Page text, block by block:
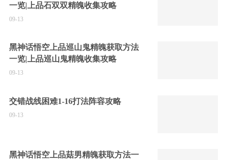
一览|上品石双双精魄收集攻略
09-13
黑神话悟空上品巡山鬼精魄获取方法
一览|上品巡山鬼精魄收集攻略
09-13
交错战线困难1-16打法阵容攻略
09-13
黑神话悟空上品菇男精魄获取方法一